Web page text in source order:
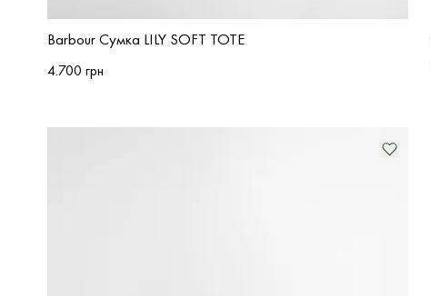
Barbour Сумка LILY SOFT TOTE
4.700 грн